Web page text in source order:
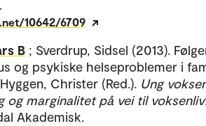
10642/6709
B ; Sverdrup, Sidsel (2013).
og psykiske helseproblemer i
Christer (Red.). Ung
og marginalitet på vei til voksenliv
Akademisk.